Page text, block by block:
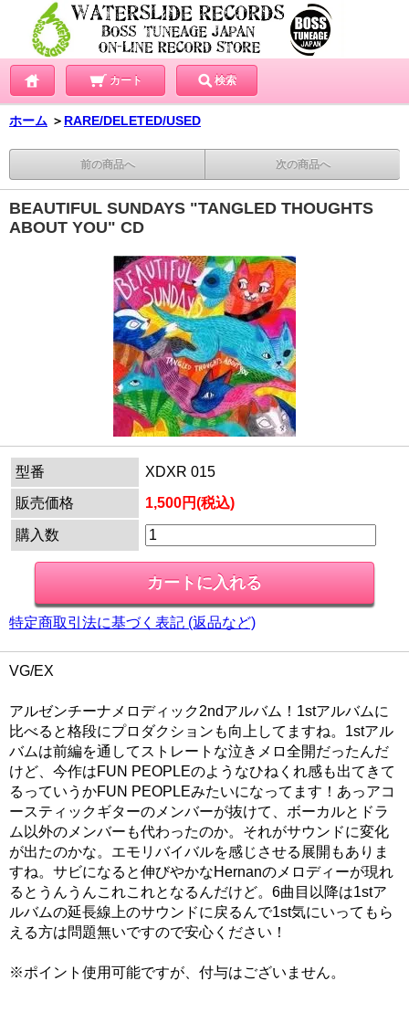
カート 検索
ホーム ＞ RARE/DELETED/USED
前の商品へ 次の商品へ
BEAUTIFUL SUNDAYS "TANGLED THOUGHTS
ABOUT YOU" CD
型番
XDXR 015
販売価格
1,500円(税込)
購入数
特定商取引法に基づく表記 (返品など)
VG/EX
アルゼンチーナメロディック2ndアルバム！1stアルバムに
比べると格段にプロダクションも向上してますね。1stアル
バムは前編を通してストレートな泣きメロ全開だったんだ
けど、今作はFUN PEOPLEのようなひねくれ感も出てきて
るっていうかFUN PEOPLEみたいになってます！あっアコ
ースティックギターのメンバーが抜けて、ボーカルとドラ
ム以外のメンバーも代わったのか。それがサウンドに変化
が出たのかな。エモリバイバルを感じさせる展開もありま
すね。サビになると伸びやかなHernanのメロディーが現れ
るとうんうんこれこれとなるんだけど。6曲目以降は1stア
ルバムの延長線上のサウンドに戻るんで1st気にいってもら
える方は問題無いですので安心ください！
※ポイント使用可能ですが、付与はございません。